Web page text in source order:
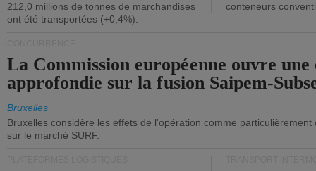
212,0 millions de tonnes de marchandises
ont été transportées (+0,4%).
conteneurs
La Commission européenne ouvre une
approfondie sur la fusion Saipem-
Bruxelles
Bruxelles considère les effets de l'opération comme
sur le marché SURF.